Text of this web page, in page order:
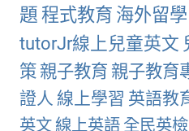
題程式教育 海外留學
tutorJr線上兒童英文
策 親子教育 親子教育
證人 線上學習 英語教
英文 線上英語 全民英檢